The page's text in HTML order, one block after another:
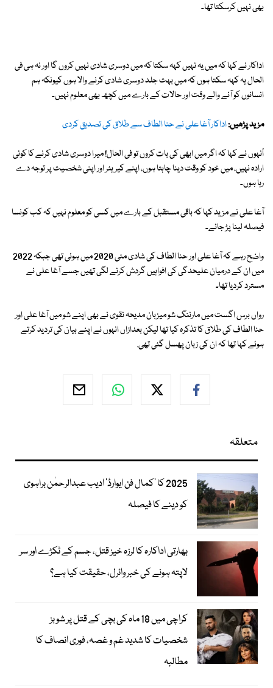
بھی نہیں کرسکتا تھا۔
اداکار نے کہا کہ میں یہ نہیں کہہ سکتا کہ میں دوسری شادی نہیں کروں گا اور نہ ہی فی
الحال یہ کہہ سکتا ہوں کہ میں بہت جلد دوسری شادی کرنے والا ہوں کیونکہ ہم
انسانوں کو آنے والے وقت اور حالات کے بارے میں کچھ بھی معلوم نہیں۔
مزید پڑھیں:اداکار آغا علی نے حنا الطاف سے طلاق کی تصدیق کردی
اُنہوں نے کہا کہ اگر میں ابھی کی بات کروں تو فی الحال! میرا دوسری شادی کرنے کا کوئی
ارادہ نہیں، میں خود کو وقت دینا چاہتا ہوں، اپنے کیریئر اور اپنی شخصیت پر توجہ دے
رہا ہوں۔
آغا علی نے مزید کہا کہ باقی مستقبل کے بارے میں کسی کو معلوم نہیں کہ کب کونسا
فیصلہ لینا پڑ جائے۔
واضح رہے کہ آغا علی اور حنا الطاف کی شادی مئی 2020 میں ہوئی تھی جبکہ 2022
میں ان کے درمیان علیحدگی کی افواہیں گردش کرنے لگی تھیں جسے آغا علی نے
مسترد کردیا تھا۔
رواں برس اگست میں مارننگ شو میزبان مدیحہ نقوی نے بھی اپنے شو میں آغا علی اور
حنا الطاف کی طلاق کا تذکرہ کیا تھا لیکن بعدازاں انہوں نے اپنے بیان کی تردید کرتے
ہوئے کہا تھا کہ ان کی زبان پھسل گئی تھی.
متعلقہ
2025 کا ’کمال فن ایوارڈ‘ ادیب عبدالرحمٰن براہوی
کو دینے کا فیصلہ
بھارتی اداکارہ کا لرزہ خیز قتل، جسم کے ٹکڑے اور سر
لاپتہ ہونے کی خبر وائرل، حقیقت کیا ہے؟
کراچی میں 18 ماہ کی بچی کے قتل پر شوبز
شخصیات کا شدید غم و غصہ، فوری انصاف کا
مطالبہ